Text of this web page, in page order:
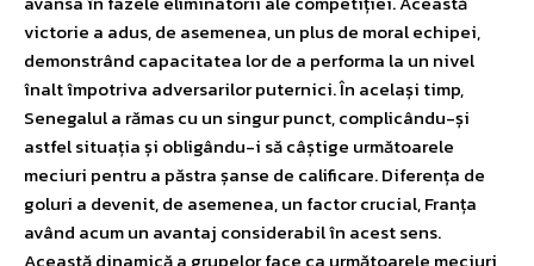
victorie a adus, de asemenea, un plus de moral echipei,
demonstrând capacitatea lor de a performa la un nivel
înalt împotriva adversarilor puternici. În același timp,
Senegalul a rămas cu un singur punct, complicându-și
astfel situația și obligându-i să câștige următoarele
meciuri pentru a păstra șanse de calificare. Diferența de
goluri a devenit, de asemenea, un factor crucial, Franța
având acum un avantaj considerabil în acest sens.
Această dinamică a grupelor face ca următoarele meciuri